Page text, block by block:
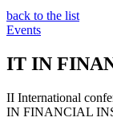
back to the list
Events
IT IN
II International
IN FINANCIAL